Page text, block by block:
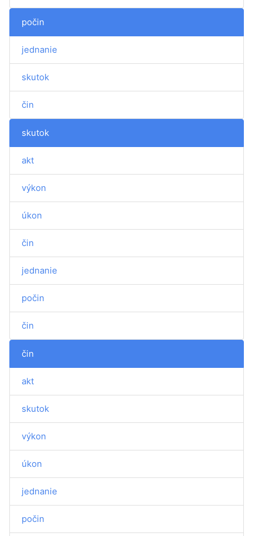
počin
jednanie
skutok
čin
skutok
akt
výkon
úkon
čin
jednanie
počin
čin
čin
akt
skutok
výkon
úkon
jednanie
počin